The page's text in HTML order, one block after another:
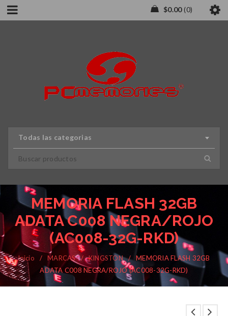
$0.00 0
Todas las categorias
MEMORIA FLASH 32GB
ADATA C008 NEGRA/ROJO
(AC008-32G-RKD)
Inicio / MARCAS / KINGSTON /
MEMORIA FLASH 32GB
ADATA C008 NEGRA/ROJO (AC008-32G-RKD)